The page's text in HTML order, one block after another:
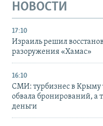
НОВОСТИ
17:10
Израиль решил
разоружения «Хамас»
16:10
СМИ: турбизнес в Крыму
обвала бронирований, а
деньги